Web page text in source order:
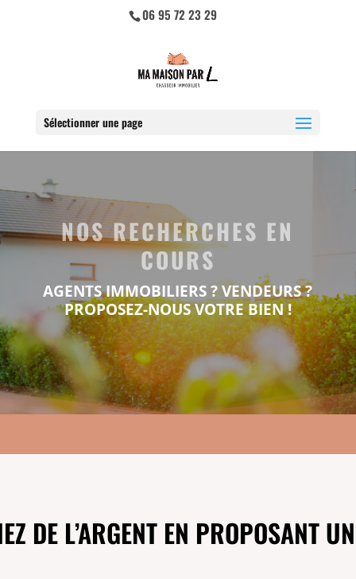
06 95 72 23 29
Sélectionner une page
NOS RECHERCHES EN
COURS
AGENTS IMMOBILIERS ? VENDEURS ?
PROPOSEZ-NOUS VOTRE BIEN !
DE L’ARGENT EN PROPOSANT